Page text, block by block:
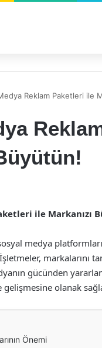
Reklam Paketleri ile
ile Markanızı
medya
markalarını
gücünden
gelişmesine olanak
Önemi